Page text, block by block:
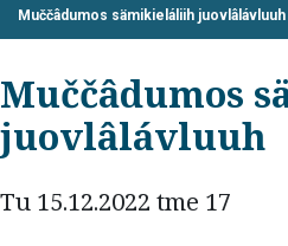
Muččâdumos sämikieláliih juovlâlávluuh
Muččâdumos
juovlâlávluuh
Tu 15.12.2022 tme 17